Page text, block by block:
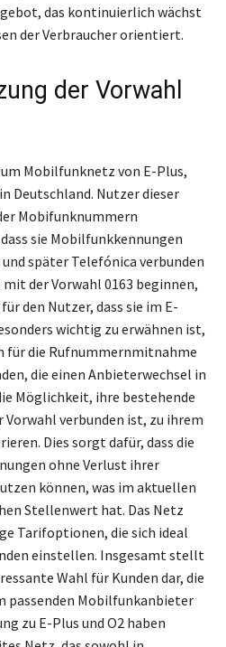
das kontinuierlich wächst
der Verbraucher orientiert.
der Vorwahl
Mobilfunknetz von E-Plus,
Deutschland. Nutzer dieser
Mobifunknummern
sie Mobilfunkkennungen
später Telefónica verbunden
der Vorwahl 0163 beginnen,
den Nutzer, dass sie im E-
wichtig zu erwähnen ist,
für die Rufnummernmitnahme
die einen Anbieterwechsel in
Möglichkeit, ihre bestehende
verbunden ist, zu ihrem
Dies sorgt dafür, dass die
ohne Verlust ihrer
können, was im aktuellen
Stellenwert hat. Das Netz
Tarifoptionen, die sich ideal
einstellen. Insgesamt stellt
Wahl für Kunden dar, die
passenden Mobilfunkanbieter
zu E-Plus und O2 haben